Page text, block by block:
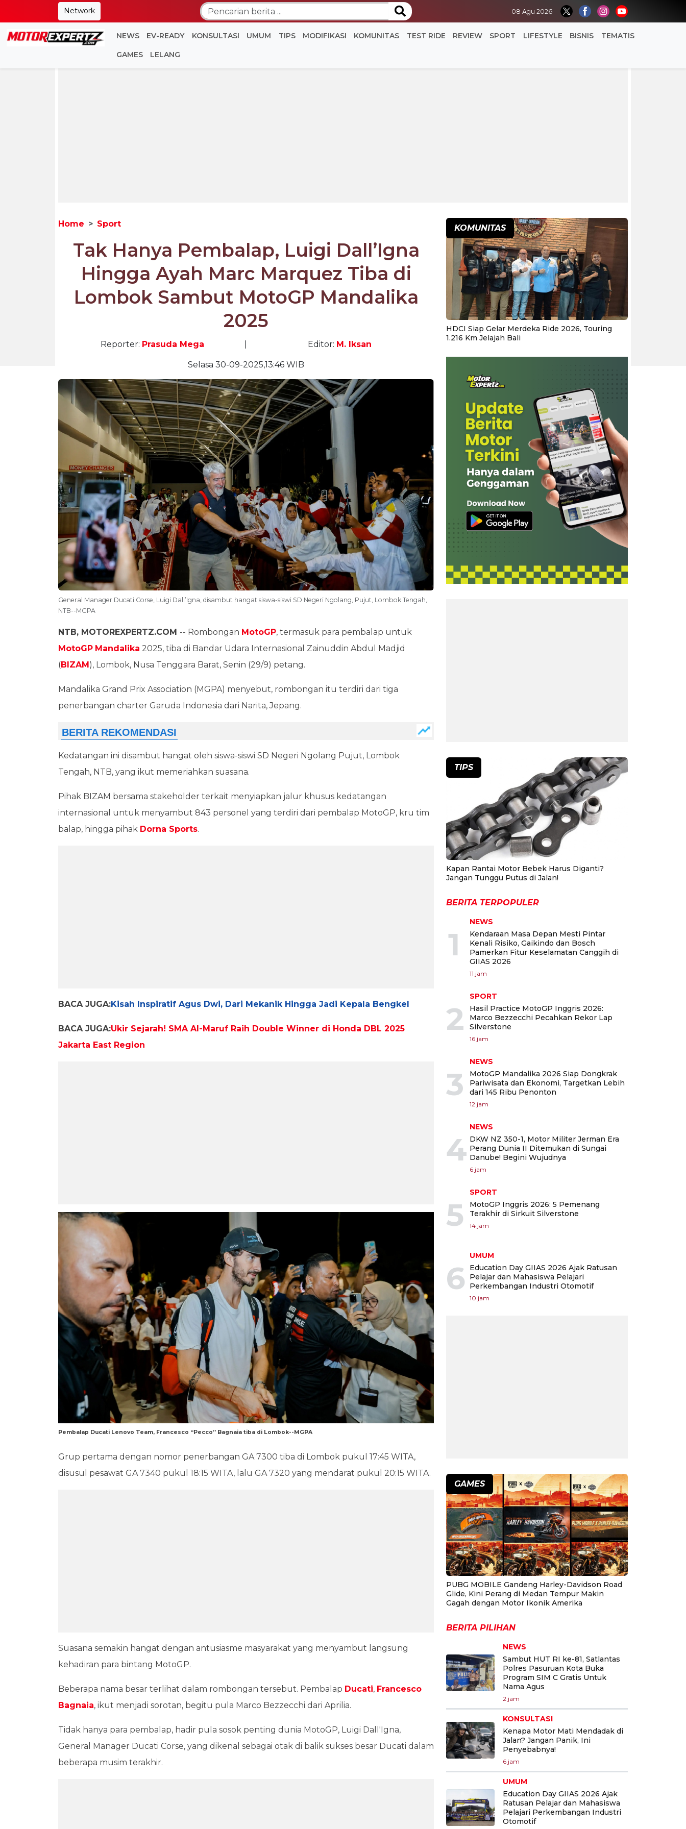
Network 08 Agu 2026
NEWS EV-READY KONSULTASI UMUM TIPS MODIFIKASI KOMUNITAS TEST RIDE REVIEW SPORT LIFESTYLE BISNIS TEMATIS
GAMES LELANG
Home Sport
Tak Hanya Pembalap, Luigi Dall’Igna
Hingga Ayah Marc Marquez Tiba di
Lombok Sambut MotoGP Mandalika
2025
Reporter: Prasuda Mega Editor: M. Iksan
Selasa 30-09-2025,13:46 WIB
General Manager Ducati Corse, Luigi Dall’Igna, disambut hangat siswa-siswi SD Negeri Ngolang, Pujut, Lombok Tengah,
NTB--MGPA
NTB, MOTOREXPERTZ.COM -- Rombongan MotoGP, termasuk para pembalap untuk
MotoGP Mandalika 2025, tiba di Bandar Udara Internasional Zainuddin Abdul Madjid
(BIZAM), Lombok, Nusa Tenggara Barat, Senin (29/9) petang.
Mandalika Grand Prix Association (MGPA) menyebut, rombongan itu terdiri dari tiga
penerbangan charter Garuda Indonesia dari Narita, Jepang.
Kedatangan ini disambut hangat oleh siswa-siswi SD Negeri Ngolang Pujut, Lombok
Tengah, NTB, yang ikut memeriahkan suasana.
Pihak BIZAM bersama stakeholder terkait menyiapkan jalur khusus kedatangan
internasional untuk menyambut 843 personel yang terdiri dari pembalap MotoGP, kru tim
balap, hingga pihak Dorna Sports.
BACA JUGA:Kisah Inspiratif Agus Dwi, Dari Mekanik Hingga Jadi Kepala Bengkel
BACA JUGA:Ukir Sejarah! SMA Al-Maruf Raih Double Winner di Honda DBL 2025
Jakarta East Region
Pembalap Ducati Lenovo Team, Francesco “Pecco” Bagnaia tiba di Lombok--MGPA
Grup pertama dengan nomor penerbangan GA 7300 tiba di Lombok pukul 17:45 WITA,
disusul pesawat GA 7340 pukul 18:15 WITA, lalu GA 7320 yang mendarat pukul 20:15 WITA.
Suasana semakin hangat dengan antusiasme masyarakat yang menyambut langsung
kehadiran para bintang MotoGP.
Beberapa nama besar terlihat dalam rombongan tersebut. Pembalap Ducati, Francesco
Bagnaia, ikut menjadi sorotan, begitu pula Marco Bezzecchi dari Aprilia.
Tidak hanya para pembalap, hadir pula sosok penting dunia MotoGP, Luigi Dall'Igna,
General Manager Ducati Corse, yang dikenal sebagai otak di balik sukses besar Ducati dalam
beberapa musim terakhir.
KOMUNITAS
HDCI Siap Gelar Merdeka Ride 2026, Touring
1.216 Km Jelajah Bali
TIPS
Kapan Rantai Motor Bebek Harus Diganti?
Jangan Tunggu Putus di Jalan!
BERITA TERPOPULER
1
NEWS
Kendaraan Masa Depan Mesti Pintar
Kenali Risiko, Gaikindo dan Bosch
Pamerkan Fitur Keselamatan Canggih di
GIIAS 2026
11 jam
2
SPORT
Hasil Practice MotoGP Inggris 2026:
Marco Bezzecchi Pecahkan Rekor Lap
Silverstone
16 jam
3
NEWS
MotoGP Mandalika 2026 Siap Dongkrak
Pariwisata dan Ekonomi, Targetkan Lebih
dari 145 Ribu Penonton
12 jam
4
NEWS
DKW NZ 350-1, Motor Militer Jerman Era
Perang Dunia II Ditemukan di Sungai
Danube! Begini Wujudnya
6 jam
5
SPORT
MotoGP Inggris 2026: 5 Pemenang
Terakhir di Sirkuit Silverstone
14 jam
6
UMUM
Education Day GIIAS 2026 Ajak Ratusan
Pelajar dan Mahasiswa Pelajari
Perkembangan Industri Otomotif
10 jam
GAMES
PUBG MOBILE Gandeng Harley-Davidson Road
Glide, Kini Perang di Medan Tempur Makin
Gagah dengan Motor Ikonik Amerika
BERITA PILIHAN
NEWS
Sambut HUT RI ke-81, Satlantas
Polres Pasuruan Kota Buka
Program SIM C Gratis Untuk
Nama Agus
2 jam
KONSULTASI
Kenapa Motor Mati Mendadak di
Jalan? Jangan Panik, Ini
Penyebabnya!
6 jam
UMUM
Education Day GIIAS 2026 Ajak
Ratusan Pelajar dan Mahasiswa
Pelajari Perkembangan Industri
Otomotif